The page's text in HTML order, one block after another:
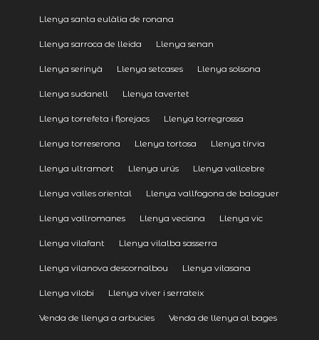
Llenya santa eulàlia de ronana
Llenya sarroca de lleida Llenya senan
Llenya serinyà Llenya setcases Llenya solsona
Llenya sudanell Llenya tavertet
Llenya torrefeta i florejacs Llenya torregrossa
Llenya torreserona Llenya tortosa Llenya tírvia
Llenya ultramort Llenya urús Llenya vallcebre
Llenya valles oriental Llenya vallfogona de balaguer
Llenya vallromanes Llenya veciana Llenya vic
Llenya vilafant Llenya vilalba sasserra
Llenya vilanova descornalbou Llenya vilasana
Llenya vilobi Llenya viver i serrateix
Venda de llenya a arbucies Venda de llenya al bages